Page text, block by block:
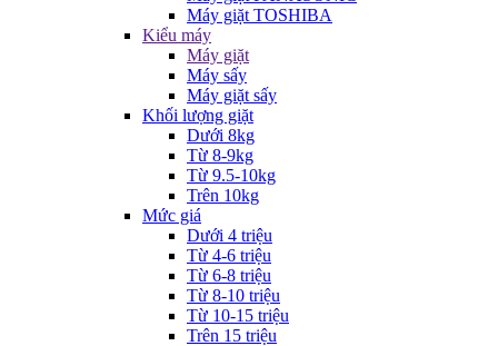
Máy giặt TOSHIBA
Kiểu máy
Máy giặt
Máy sấy
Máy giặt sấy
Khối lượng giặt
Dưới 8kg
Từ 8-9kg
Từ 9.5-10kg
Trên 10kg
Mức giá
Dưới 4 triệu
Từ 4-6 triệu
Từ 6-8 triệu
Từ 8-10 triệu
Từ 10-15 triệu
Trên 15 triệu